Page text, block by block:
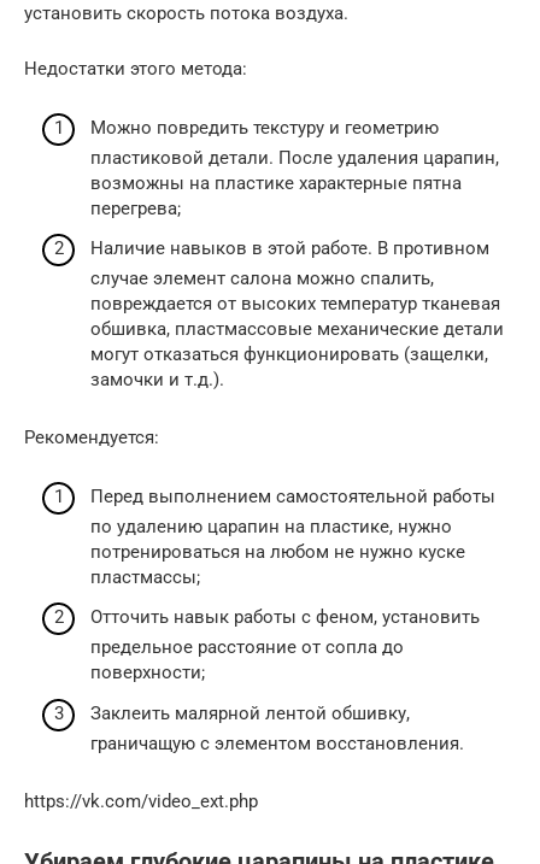
установить скорость потока воздуха.
Недостатки этого метода:
Можно повредить текстуру и геометрию
пластиковой детали. После удаления царапин,
возможны на пластике характерные пятна
перегрева;
Наличие навыков в этой работе. В противном
случае элемент салона можно спалить,
повреждается от высоких температур тканевая
обшивка, пластмассовые механические детали
могут отказаться функционировать (защелки,
замочки и т.д.).
Рекомендуется:
Перед выполнением самостоятельной работы
по удалению царапин на пластике, нужно
потренироваться на любом не нужно куске
пластмассы;
Отточить навык работы с феном, установить
предельное расстояние от сопла до
поверхности;
Заклеить малярной лентой обшивку,
граничащую с элементом восстановления.
https://vk.com/video_ext.php